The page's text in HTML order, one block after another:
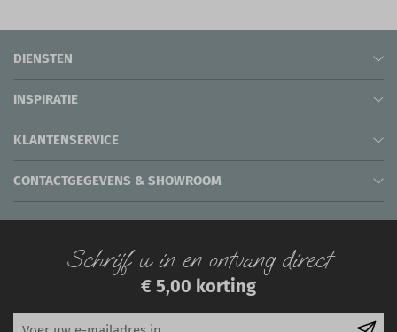
DIENSTEN
INSPIRATIE
KLANTENSERVICE
CONTACTGEGEVENS & SHOWROOM
Schrijf u in en ontvang direct
€ 5,00 korting